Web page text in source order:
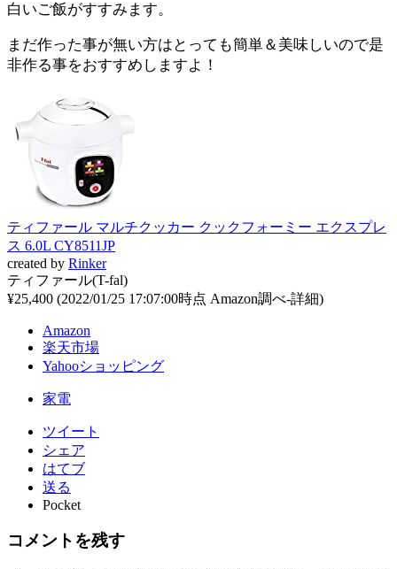
白いご飯がすすみます。
まだ作った事が無い方はとっても簡単＆美味しいので是
非作る事をおすすめしますよ！
ティファール マルチクッカー クックフォーミー エクスプレ
ス 6.0L CY8511JP
created by Rinker
ティファール(T-fal)
¥25,400 (2022/01/25 17:07:00時点 Amazon調べ-詳細)
Amazon
楽天市場
Yahooショッピング
家電
ツイート
シェア
はてブ
送る
Pocket
コメントを残す